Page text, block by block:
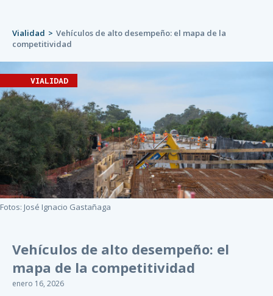
Vialidad
Vehículos de alto desempeño: el mapa de la
competitividad
VIALIDAD
Fotos: José Ignacio Gastañaga
Vehículos de alto desempeño: el
mapa de la competitividad
enero 16, 2026